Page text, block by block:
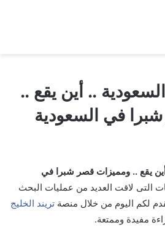
.. أين يقع ..
في السعودية
يقع .. ومميزات قصر شبرا في
التى لاقت العديد من عمليات البحث
لكم اليوم من خلال منصة تريند الخليج
مفيدة وممتعة.